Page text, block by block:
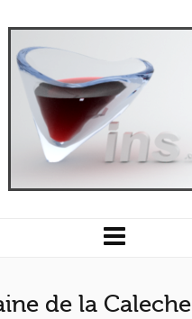
de la Caleche